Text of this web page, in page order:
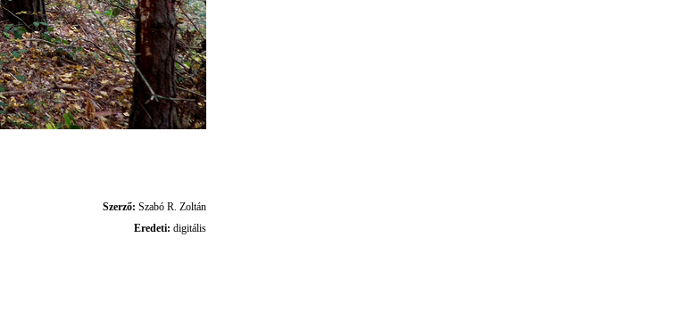
Szerző: Szabó R. Zoltán
Eredeti: digitális